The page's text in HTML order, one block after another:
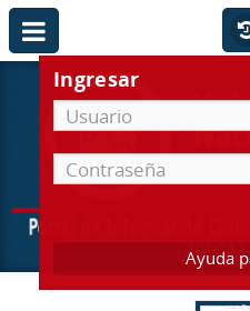
Ingresar
Ayuda